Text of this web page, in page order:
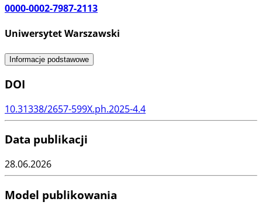
0000-0002-7987-2113
Uniwersytet Warszawski
Informacje podstawowe
DOI
10.31338/2657-599X.ph.2025-4.4
Data publikacji
28.06.2026
Model publikowania